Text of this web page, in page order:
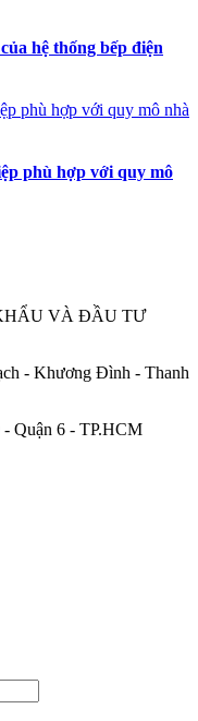
hệ thống bếp điện
phù hợp với quy mô
VÀ ĐẦU TƯ
- Khương Đình - Thanh
Quận 6 - TP.HCM